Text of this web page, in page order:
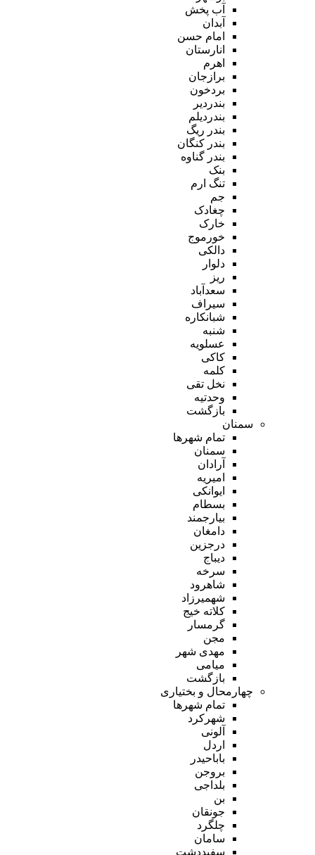
آب پخش
آبدان
امام حسن
انارستان
اهرم
برازجان
بردخون
بندردیر
بندردیلم
بندر ریگ
بندر کنگان
بندر گناوه
بنک
تنگ ارم
جم
چغادک
خارک
خورموج
دالکی
دلوار
ریز
سعدآباد
سیراف
شبانکاره
شنبه
عسلویه
کاکی
کلمه
نخل تقی
وحدتیه
بازگشت
سمنان
تمام شهر‌ها
سمنان
آرادان
امیریه
ایوانکی
بسطام
بیارجمند
دامغان
درجزین
دیباج
سرخه
شاهرود
شهمیرزاد
کلاته خیج
گرمسار
مجن
مهدی شهر
میامی
بازگشت
چهارمحال و بختیاری
تمام شهر‌ها
شهرکرد
آلونی
اردل
باباحیدر
بروجن
بلداجی
بن
جونقان
چلگرد
سامان
سفیددشت